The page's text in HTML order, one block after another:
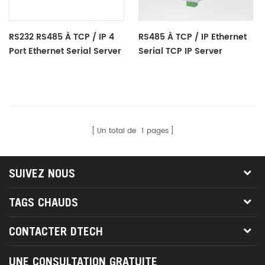
RS232 RS485 À TCP / IP 4
Port Ethernet Serial Server
RS485 À TCP / IP Ethernet
Serial TCP IP Server
Un total de 1 pages
SUIVEZ NOUS
TAGS CHAUDS
CONTACTER DTECH
UNE CONSULTATION GRATUITE